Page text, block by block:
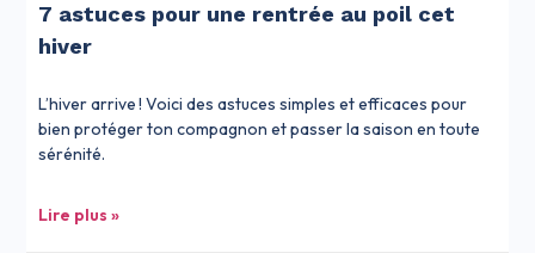
7 astuces pour une rentrée au poil cet
hiver
L’hiver arrive ! Voici des astuces simples et efficaces pour
bien protéger ton compagnon et passer la saison en toute
sérénité.
Lire plus »